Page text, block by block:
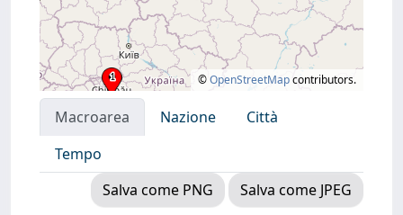
©OpenStreetMapcontributors.
Macroarea Nazione
Città
Tempo
Salva come PNG
Salva come JPEG